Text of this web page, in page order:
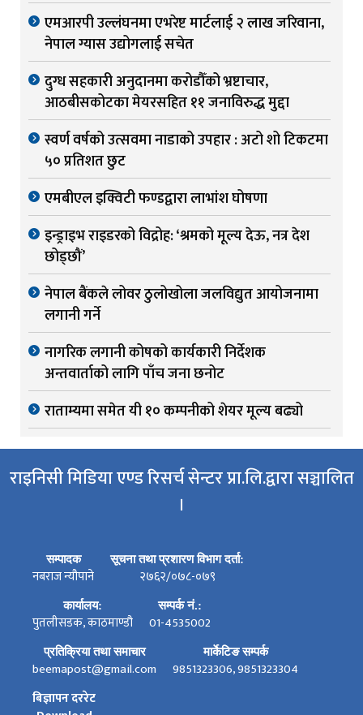
एमआरपी उल्लंघनमा एभरेष्ट मार्टलाई २ लाख जरिवाना,
नेपाल ग्यास उद्योगलाई सचेत
दुग्ध सहकारी अनुदानमा करोडौँको भ्रष्टाचार,
आठबीसकोटका मेयरसहित ११ जनाविरुद्ध मुद्दा
स्वर्ण वर्षको उत्सवमा नाडाको उपहार : अटो शो टिकटमा
५० प्रतिशत छुट
एमबीएल इक्विटी फण्डद्वारा लाभांश घोषणा
इन्ड्राइभ राइडरको विद्रोह: ‘श्रमको मूल्य देऊ, नत्र देश
छोड्छौं’
नेपाल बैंकले लोवर ठुलोखोला जलविद्युत आयोजनामा
लगानी गर्ने
नागरिक लगानी कोषको कार्यकारी निर्देशक
अन्तवार्ताको लागि पाँच जना छनोट
राताम्यमा समेत यी १० कम्पनीको शेयर मूल्य बढ्यो
राइनिसी मिडिया एण्ड रिसर्च सेन्टर प्रा.लि.द्वारा सञ्चालित
।
सम्पादक
नबराज न्यौपाने
सूचना तथा प्रशारण विभाग दर्ता:
२७६२/०७८-०७९
कार्यालय:
पुतलीसडक, काठमाण्डौ
सम्पर्क नं.:
01-4535002
प्रतिक्रिया तथा समाचार
beemapost@gmail.com
मार्केटिङ सम्पर्क
9851323306, 9851323304
बिज्ञापन दररेट